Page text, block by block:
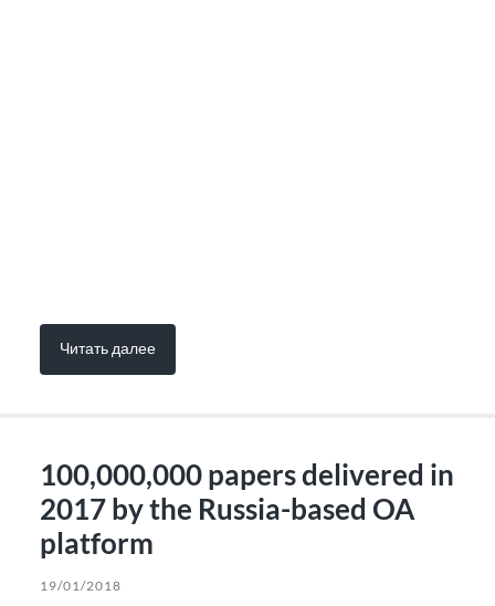
Читать далее
100,000,000 papers delivered in
2017 by the Russia-based OA
platform
19/01/2018